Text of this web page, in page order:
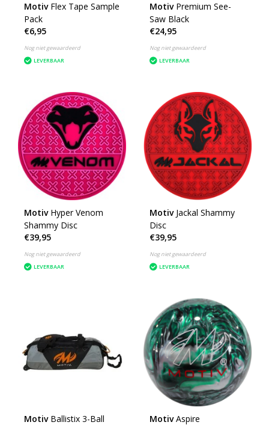
Motiv Flex Tape Sample
Pack
€6,95
Nog niet gewaardeerd
LEVERBAAR
Motiv Premium See-
Saw Black
€24,95
Nog niet gewaardeerd
LEVERBAAR
Motiv Hyper Venom
Shammy Disc
€39,95
Nog niet gewaardeerd
LEVERBAAR
Motiv Jackal Shammy
Disc
€39,95
Nog niet gewaardeerd
LEVERBAAR
Motiv Ballistix 3-Ball
Motiv Aspire